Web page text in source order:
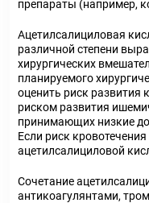
препараты (например,
Ацетилсалициловая
различной степени
хирургических
планируемого
оценить риск развития
риском развития
принимающих низкие
Если риск
ацетилсалициловой
Сочетание
антикоагулянтами,